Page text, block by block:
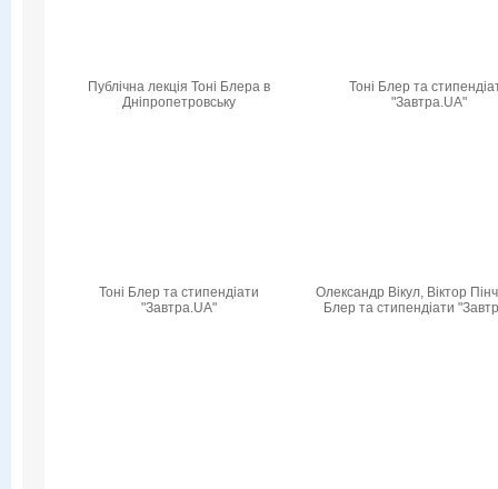
Публічна лекція Тоні Блера в
Дніпропетровську
Тоні Блер та
"Завтра.UA"
Тоні Блер та стипендіати
"Завтра.UA"
Олександр Вікул, Віктор
Блер та стипендіати